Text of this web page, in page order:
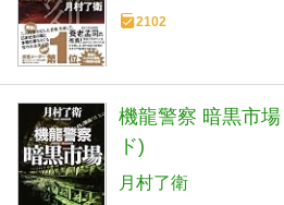
2102
機龍警察 暗黒市
ド)
月村了衛